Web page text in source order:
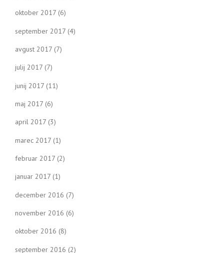
oktober 2017 (6)
september 2017 (4)
avgust 2017 (7)
julij 2017 (7)
junij 2017 (11)
maj 2017 (6)
april 2017 (3)
marec 2017 (1)
februar 2017 (2)
januar 2017 (1)
december 2016 (7)
november 2016 (6)
oktober 2016 (8)
september 2016 (2)